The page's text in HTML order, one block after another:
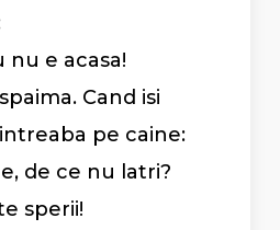
nu e acasa!
Cand isi
pe caine:
de ce nu latri?
sperii!